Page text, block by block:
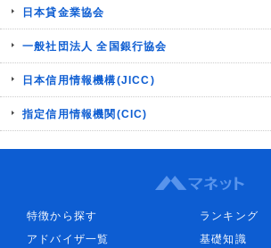
日本貸金業協会
一般社団法人 全国銀行協会
日本信用情報機構(JICC)
指定信用情報機関(CIC)
特徴から探す
ランキング
アドバイザ一覧
基礎知識